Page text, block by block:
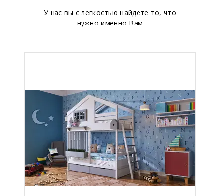
У нас вы с легкостью найдете то, что
нужно именно Вам